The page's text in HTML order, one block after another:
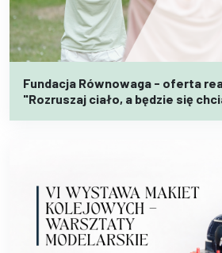
Fundacja Równowaga - oferta
"Rozruszaj ciało, a będzie się